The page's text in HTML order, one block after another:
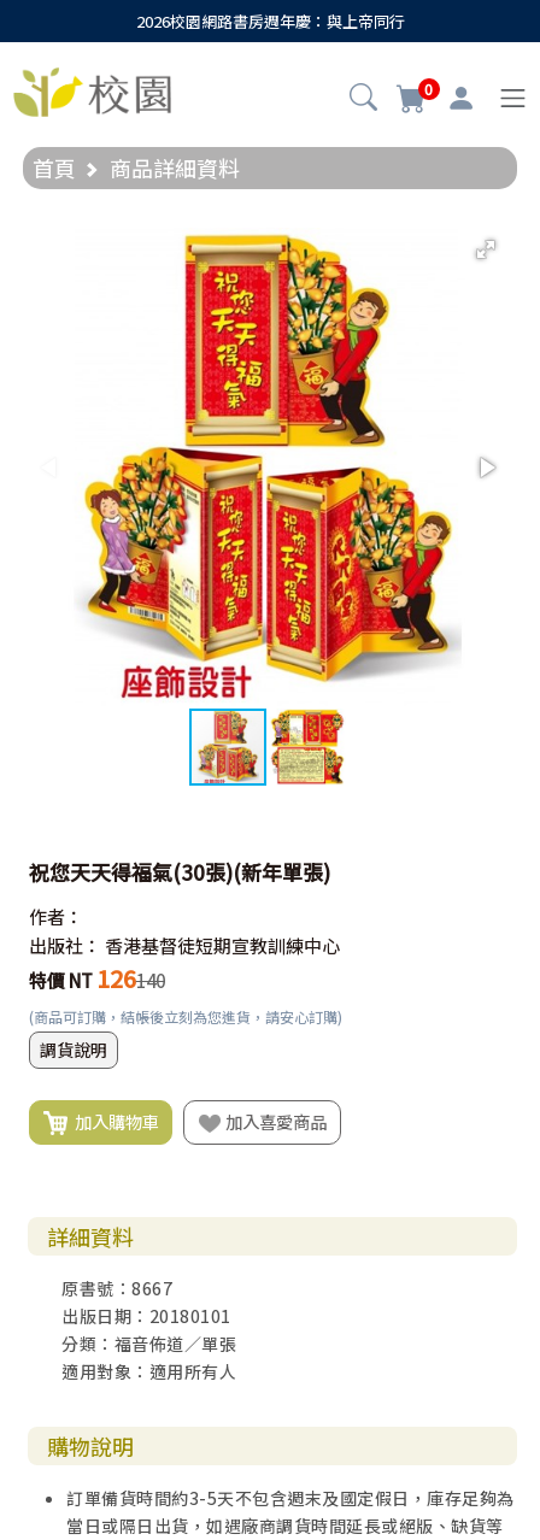
2026校園網路書房週年慶：與上帝同行
0
首頁 商品詳細資料
祝您天天得福氣(30張)(新年單張)
作者：
出版社： 香港基督徒短期宣教訓練中心
特價 NT 126140
(商品可訂購，結帳後立刻為您進貨，請安心訂購)
調貨說明
加入購物車 加入喜愛商品
詳細資料
原書號：8667
出版日期：20180101
分類：福音佈道／單張
適用對象：適用所有人
購物說明
訂單備貨時間約3-5天不包含週末及國定假日，庫存足夠為
當日或隔日出貨，如遇廠商調貨時間延長或絕版、缺貨等